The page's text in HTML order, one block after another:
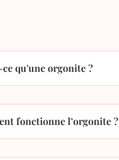
qu'une orgonite ?
fonctionne l’orgonite ?